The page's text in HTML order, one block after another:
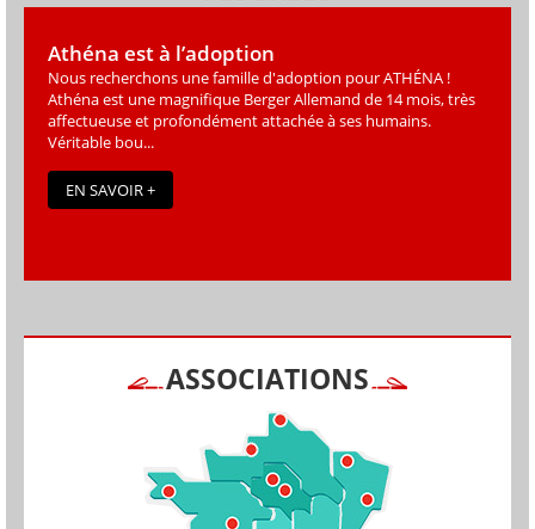
Athéna est à l’adoption
Nous recherchons une famille d'adoption pour ATHÉNA !
Athéna est une magniﬁque Berger Allemand de 14 mois, très
affectueuse et profondément attachée à ses humains.
Véritable bou...
EN SAVOIR +
ASSOCIATIONS